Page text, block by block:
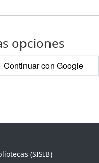
opciones
Continuar con Google
(SISIB)